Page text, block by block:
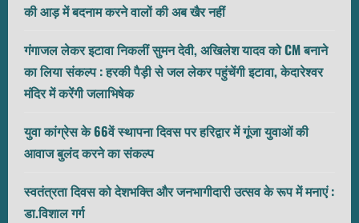
की आड़ में बदनाम करने वालों की अब खैर नहीं
गंगाजल लेकर इटावा निकलीं सुमन देवी, अखिलेश यादव को CM बनाने
का लिया संकल्प : हरकी पैड़ी से जल लेकर पहुंचेंगी इटावा, केदारेश्वर
मंदिर में करेंगी जलाभिषेक
युवा कांग्रेस के 66वें स्थापना दिवस पर हरिद्वार में गूंजा युवाओं की
आवाज बुलंद करने का संकल्प
स्वतंत्रता दिवस को देशभक्ति और जनभागीदारी उत्सव के रूप में मनाएं :
डा.विशाल गर्ग